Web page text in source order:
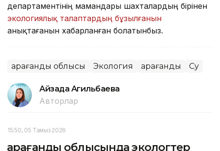
департаментінің мамандары шахталардың бірінен
экологиялық талаптардың бұзылғанын
анықтағанын хабарланған болатынбыз.
Қарағанды облысы Экология Қарағанды Су
Айзада Агильбаева
Авторлар
15:50, 05 Тамыз 2026
Қарағанды облысында экологтер